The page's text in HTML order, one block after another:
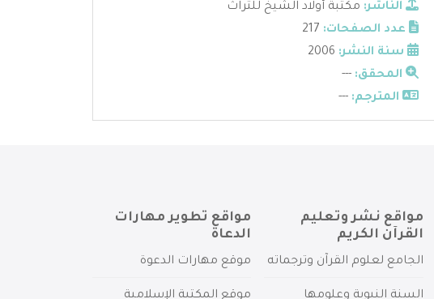
الناشر: مكتبة أولاد الشيخ للتراث
عدد الصفحات:
سنة النشر:
المحقق: ---
المترجم: ---
مواقع نشر وتعليم
القرآن الكريم
الجامع لعلوم القرآن وترجماته
السنة النبوية وعلومها
مواقع تطوير مهارات
الدعاة
موقع مهارات الدعوة
موقع المكتبة الإسلامية